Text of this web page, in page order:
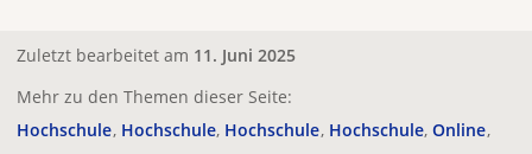
Zuletzt bearbeitet am 11. Juni 2025
Mehr zu den Themen dieser Seite:
Hochschule Hochschule Hochschule Hochschule Online